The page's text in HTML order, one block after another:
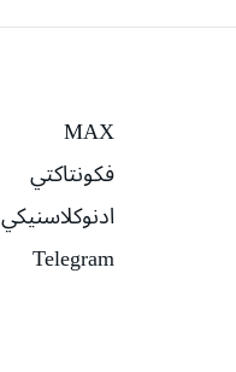
MAX
فكونتاكتي
ادنوكلاسنيكي
Telegram